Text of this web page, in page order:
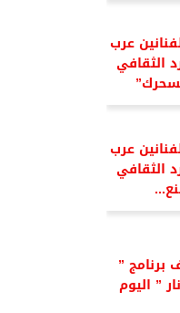
عرب
الثقافي
عرب
الثقافي
برنامج ”
” اليوم